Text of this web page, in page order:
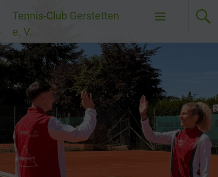
Inhalt
springen
Tennis-Club Gerstetten
e. V.